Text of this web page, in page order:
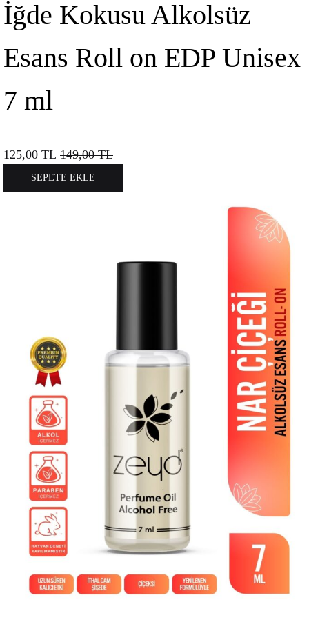
İğde Kokusu Alkolsüz
Esans Roll on EDP Unisex
7 ml
125,00 TL 149,00TL
SEPETE EKLE